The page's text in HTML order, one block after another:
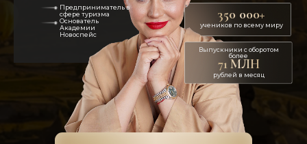
учеников по всему миру
Предприниматель в
сфере туризма
Основатель
Академии
Новоспейс
71 МЛН
рублей в месяц
Выпускники с оборотом
более
350 000+